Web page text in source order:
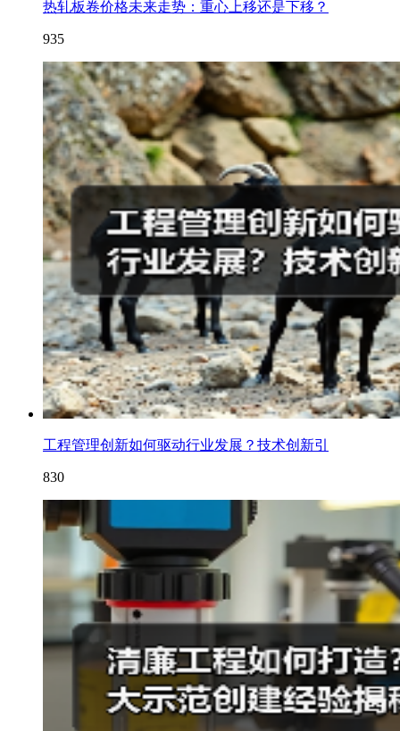
热轧板卷价格未来走势：重心上移还是下移？
935
工程管理创新如何驱动行业发展？技术创新引
830